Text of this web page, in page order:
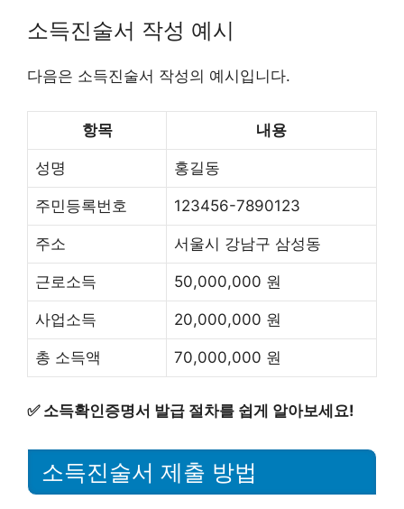
소득진술서 작성 예시
다음은 소득진술서 작성의 예시입니다.
항목 내용
성명 홍길동
주민등록번호 123456-7890123
주소 서울시 강남구 삼성동
근로소득 50,000,000 원
사업소득 20,000,000 원
총 소득액 70,000,000 원
✅ 소득확인증명서 발급 절차를 쉽게 알아보세요!
소득진술서 제출 방법